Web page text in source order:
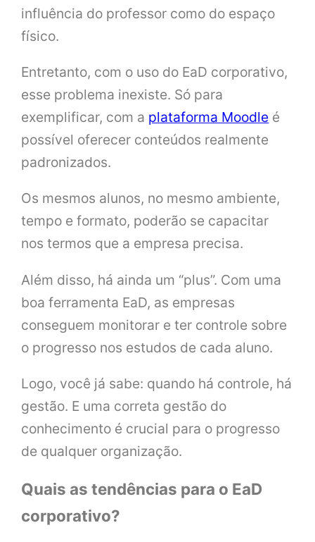
influência do professor como do espaço
físico.
Entretanto, com o uso do EaD corporativo,
esse problema inexiste. Só para
exemplificar, com a plataforma Moodle é
possível oferecer conteúdos realmente
padronizados.
Os mesmos alunos, no mesmo ambiente,
tempo e formato, poderão se capacitar
nos termos que a empresa precisa.
Além disso, há ainda um “plus”. Com uma
boa ferramenta EaD, as empresas
conseguem monitorar e ter controle sobre
o progresso nos estudos de cada aluno.
Logo, você já sabe: quando há controle, há
gestão. E uma correta gestão do
conhecimento é crucial para o progresso
de qualquer organização.
Quais as tendências para o EaD
corporativo?